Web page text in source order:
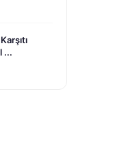
...